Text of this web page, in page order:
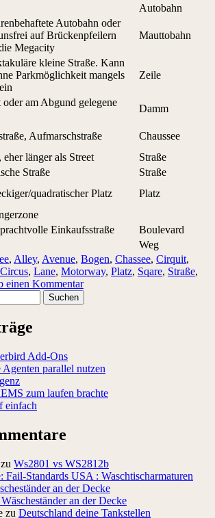
Autobahn
Autobahn oder
auf Brückenpfeilern
Megacity
Mauttobahn
kleine Straße. Kann
Parkmöglichkeit mangels
Zeile
oder am Abgund gelegene
Damm
Aufmarschstraße
Chaussee
eher länger als Street
Straße
Straße
Straße
quadratischer Platz
Platz
Einkaufsstraße
Boulevard
Weg
, Alley, Avenue, Bogen, Chassee, Cirquit,
, Lane, Motorway, Platz, Sqare, Straße,
einen Kommentar
Add-Ons
parallel nutzen
zum laufen brachte
einfach
Ws2801 vs WS2812b
Fail-Standards USA : Waschtischarmaturen
an der Decke
an der Decke
zu Deutschland deine Tankstellen